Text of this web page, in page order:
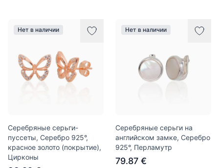
Нет в наличии
Серебряные серьги-
пуссеты, Серебро 925°,
красное золото (покрытие),
Цирконы
Нет в наличии
Серебряные серьги на
английском замке, Серебро
925°, Перламутр
79.87 €